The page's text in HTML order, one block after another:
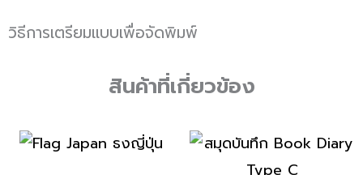
วิธีการเตรียมแบบเพื่อจัดพิมพ์
สินค้าที่เกี่ยวข้อง